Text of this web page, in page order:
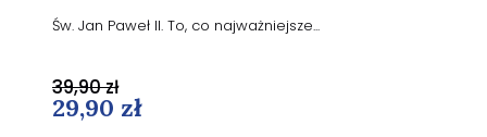
Św. Jan Paweł II. To, co najważniejsze...
29,90 zł
39,90 zł